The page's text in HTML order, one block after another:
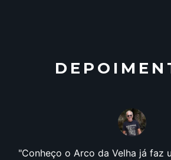
Conheço o Arco da Velha já faz